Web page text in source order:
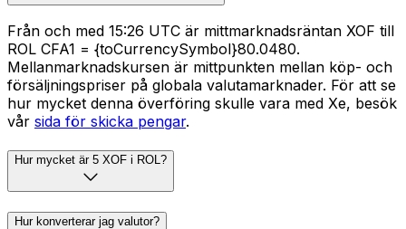
Från och med 15:26 UTC är mittmarknadsräntan XOF till
ROL CFA1 = {toCurrencySymbol}80.0480.
Mellanmarknadskursen är mittpunkten mellan köp- och
försäljningspriser på globala valutamarknader. För att se
hur mycket denna överföring skulle vara med Xe, besök
vår sida för skicka pengar.
Hur mycket är 5 XOF i ROL?
Hur konverterar jag valutor?